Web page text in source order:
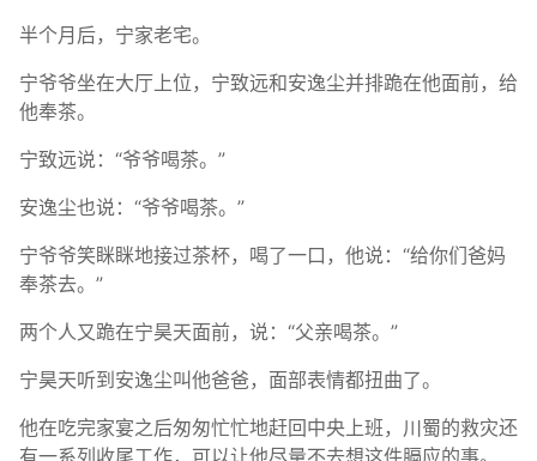
半个月后，宁家老宅。
宁爷爷坐在大厅上位，宁致远和安逸尘并排跪在他面前，给
他奉茶。
宁致远说：“爷爷喝茶。”
安逸尘也说：“爷爷喝茶。”
宁爷爷笑眯眯地接过茶杯，喝了一口，他说：“给你们爸妈
奉茶去。”
两个人又跪在宁昊天面前，说：“父亲喝茶。”
宁昊天听到安逸尘叫他爸爸，面部表情都扭曲了。
他在吃完家宴之后匆匆忙忙地赶回中央上班，川蜀的救灾还
有一系列收尾工作，可以让他尽量不去想这件膈应的事。